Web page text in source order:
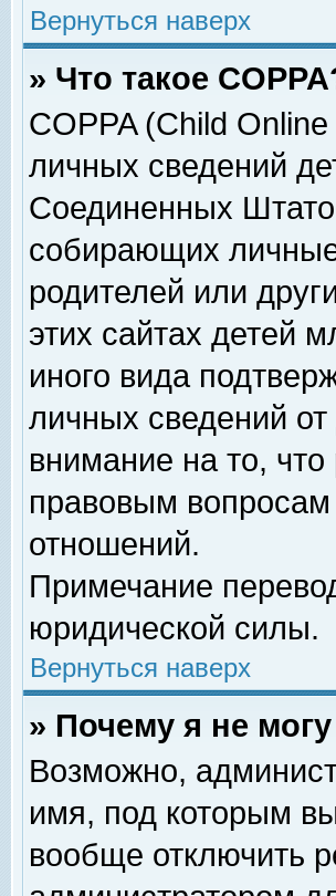
Вернуться наверх
» Что такое
COPPA (Child
личных сведений
Соединенных
собирающих
родителей или
этих сайтах детей
иного вида
личных сведений
внимание на то,
правовым
отношений.
Примечание
юридической силы.
Вернуться наверх
» Почему я не
Возможно,
имя, под которым
вообще отключить